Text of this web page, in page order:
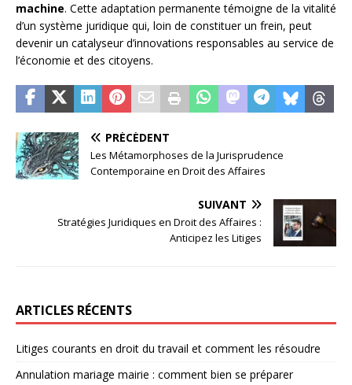
machine. Cette adaptation permanente témoigne de la vitalité
d’un système juridique qui, loin de constituer un frein, peut
devenir un catalyseur d’innovations responsables au service de
l’économie et des citoyens.
PRÉCÉDENT
Les Métamorphoses de la Jurisprudence
Contemporaine en Droit des Affaires
SUIVANT
Stratégies Juridiques en Droit des Affaires :
Anticipez les Litiges
ARTICLES RÉCENTS
Litiges courants en droit du travail et comment les résoudre
Annulation mariage mairie : comment bien se préparer